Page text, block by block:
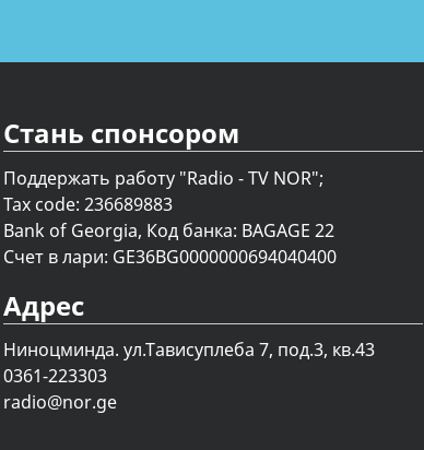
Стань спонсором
Поддержать работу "Radio - TV NOR";
Tax code: 236689883
Bank of Georgia, Код банка: BAGAGE 22
Счет в лари: GE36BG0000000694040400
Адрес
Ниноцминда. ул.Тависуплеба 7, под.3, кв.43
0361-223303
radio@nor.ge